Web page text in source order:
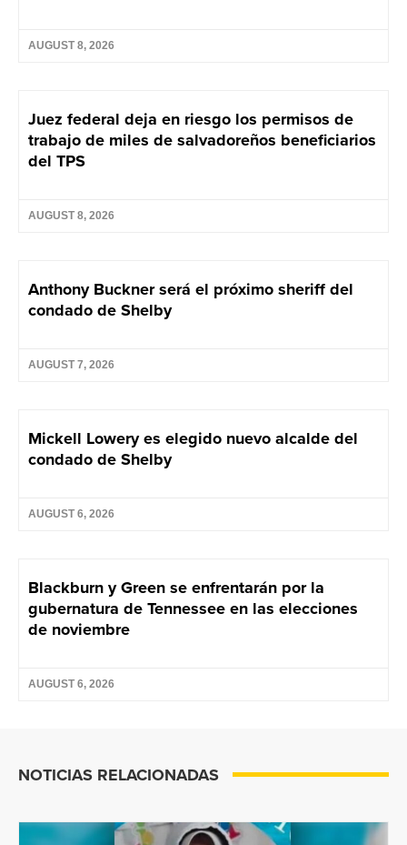
AUGUST 8, 2026
Juez federal deja en riesgo los permisos de
trabajo de miles de salvadoreños beneficiarios
del TPS
AUGUST 8, 2026
Anthony Buckner será el próximo sheriff del
condado de Shelby
AUGUST 7, 2026
Mickell Lowery es elegido nuevo alcalde del
condado de Shelby
AUGUST 6, 2026
Blackburn y Green se enfrentarán por la
gubernatura de Tennessee en las elecciones
de noviembre
AUGUST 6, 2026
NOTICIAS RELACIONADAS